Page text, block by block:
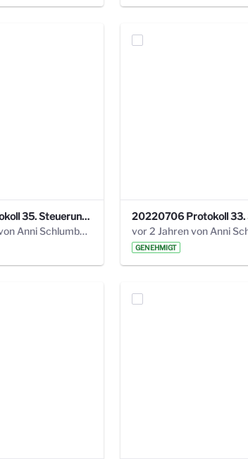
230517 Protokoll 35. Steuerungskreis.pdf
vor 2 Jahren von Anni Schlumberger
GENEHMIGT